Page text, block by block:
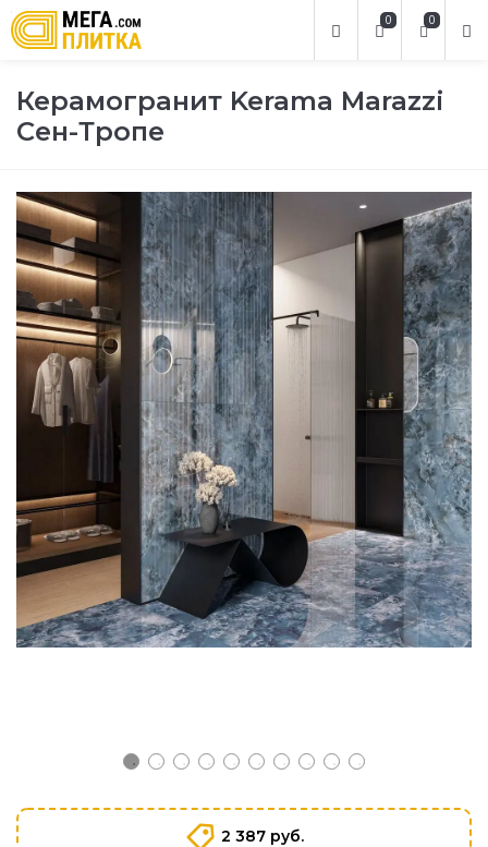
0
0
Керамогранит Kerama Marazzi
Сен-Тропе
2 387 руб.